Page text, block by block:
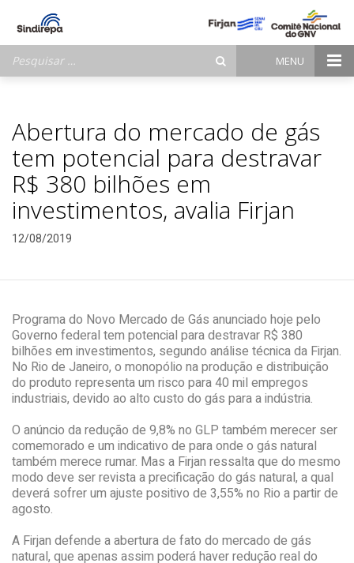
por:
MENU
Abertura do mercado de gás
tem potencial para destravar
R$ 380 bilhões em
investimentos, avalia Firjan
12/08/2019
Programa do Novo Mercado de Gás anunciado hoje pelo
Governo federal tem potencial para destravar R$ 380
bilhões em investimentos, segundo análise técnica da Firjan.
No Rio de Janeiro, o monopólio na produção e distribuição
do produto representa um risco para 40 mil empregos
industriais, devido ao alto custo do gás para a indústria.
O anúncio da redução de 9,8% no GLP também merecer ser
comemorado e um indicativo de para onde o gás natural
também merece rumar. Mas a Firjan ressalta que do mesmo
modo deve ser revista a precificação do gás natural, a qual
deverá sofrer um ajuste positivo de 3,55% no Rio a partir de
agosto.
A Firjan defende a abertura de fato do mercado de gás
natural, que apenas assim poderá haver redução real do